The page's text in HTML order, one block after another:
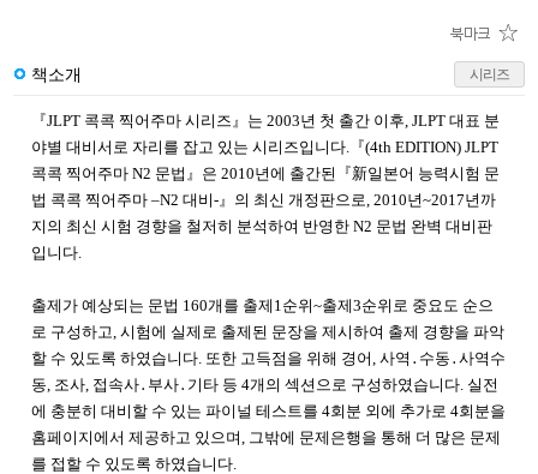
책소개 시리즈
『JLPT 콕콕 찍어주마 시리즈』는 2003년 첫 출간 이후, JLPT 대표 분
야별 대비서로 자리를 잡고 있는 시리즈입니다.『(4th EDITION) JLPT
콕콕 찍어주마 N2 문법』은 2010년에 출간된『新일본어 능력시험 문
법 콕콕 찍어주마 –N2 대비-』의 최신 개정판으로, 2010년~2017년까
지의 최신 시험 경향을 철저히 분석하여 반영한 N2 문법 완벽 대비판
입니다.
출제가 예상되는 문법 160개를 출제1순위~출제3순위로 중요도 순으
로 구성하고, 시험에 실제로 출제된 문장을 제시하여 출제 경향을 파악
할 수 있도록 하였습니다. 또한 고득점을 위해 경어, 사역․수동․사역수
동, 조사, 접속사․부사․기타 등 4개의 섹션으로 구성하였습니다. 실전
에 충분히 대비할 수 있는 파이널 테스트를 4회분 외에 추가로 4회분을
홈페이지에서 제공하고 있으며, 그밖에 문제은행을 통해 더 많은 문제
를 접할 수 있도록 하였습니다.